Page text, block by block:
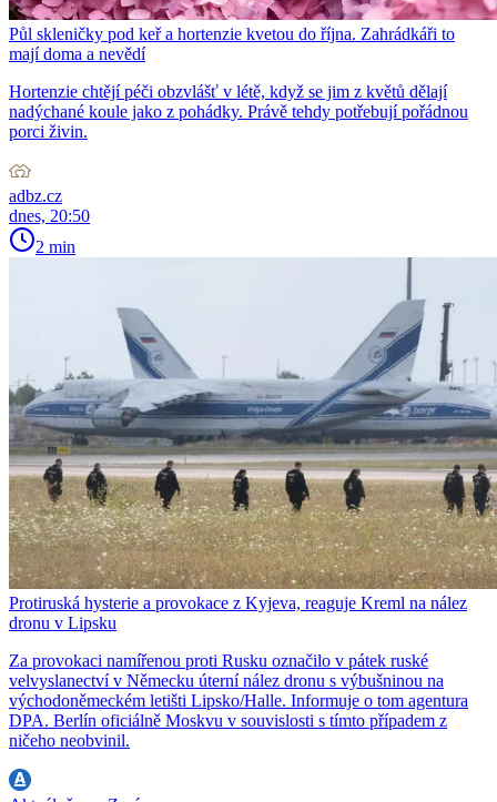
Půl skleničky pod keř a hortenzie kvetou do října. Zahrádkáři to
mají doma a nevědí
Hortenzie chtějí péči obzvlášť v létě, když se jim z květů dělají
nadýchané koule jako z pohádky. Právě tehdy potřebují pořádnou
porci živin.
adbz.cz
dnes, 20:50
2 min
Protiruská hysterie a provokace z Kyjeva, reaguje Kreml na nález
dronu v Lipsku
Za provokaci namířenou proti Rusku označilo v pátek ruské
velvyslanectví v Německu úterní nález dronu s výbušninou na
východoněmeckém letišti Lipsko/Halle. Informuje o tom agentura
DPA. Berlín oficiálně Moskvu v souvislosti s tímto případem z
ničeho neobvinil.